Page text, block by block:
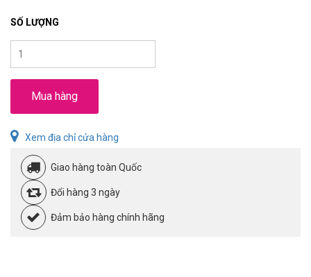
SỐ LƯỢNG
Mua hàng
Xem địa chỉ cửa hàng
Giao hàng toàn Quốc
Đổi hàng 3 ngày
Đảm bảo hàng chính hãng